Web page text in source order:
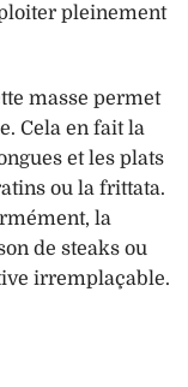
pleinement
masse permet
Cela en fait la
et les plats
ou la frittata.
la
de steaks ou
irremplaçable.